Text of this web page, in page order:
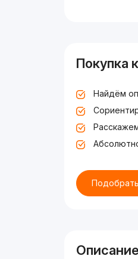
Покупка
Найдём
Описание